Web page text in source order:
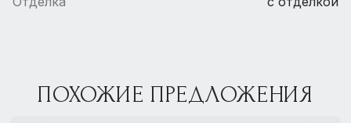
ПОХОЖИЕ ПРЕДЛОЖЕНИЯ